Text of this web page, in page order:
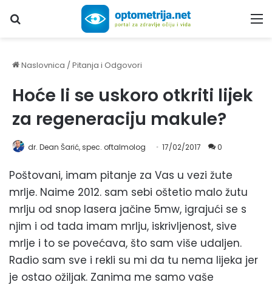
Upiši traženi pojam...
Naslovnica /Pitanja i Odgovori
Hoće li se uskoro otkriti lijek
za regeneraciju makule?
dr. Dean Šarić, spec. oftalmolog 17/02/2017 0
Poštovani, imam pitanje za Vas u vezi žute
mrlje. Naime 2012. sam sebi oštetio malo žutu
mrlju od snop lasera jačine 5mw, igrajući se s
njim i od tada imam mrlju, iskrivljenost, sive
mrlje i to se povećava, što sam više udaljen.
Radio sam sve i rekli su mi da tu nema lijeka jer
je ostao ožiljak. Zanima me samo vaše